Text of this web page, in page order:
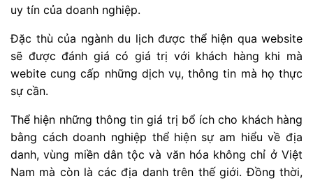
uy tín của doanh nghiệp.
Đặc thù của ngành du lịch được thể hiện qua website
sẽ được đánh giá có giá trị với khách hàng khi mà
webite cung cấp những dịch vụ, thông tin mà họ thực
sự cần.
Thể hiện những thông tin giá trị bổ ích cho khách hàng
bằng cách doanh nghiệp thể hiện sự am hiểu về địa
danh, vùng miền dân tộc và văn hóa không chỉ ở Việt
Nam mà còn là các địa danh trên thế giới. Đồng thời,